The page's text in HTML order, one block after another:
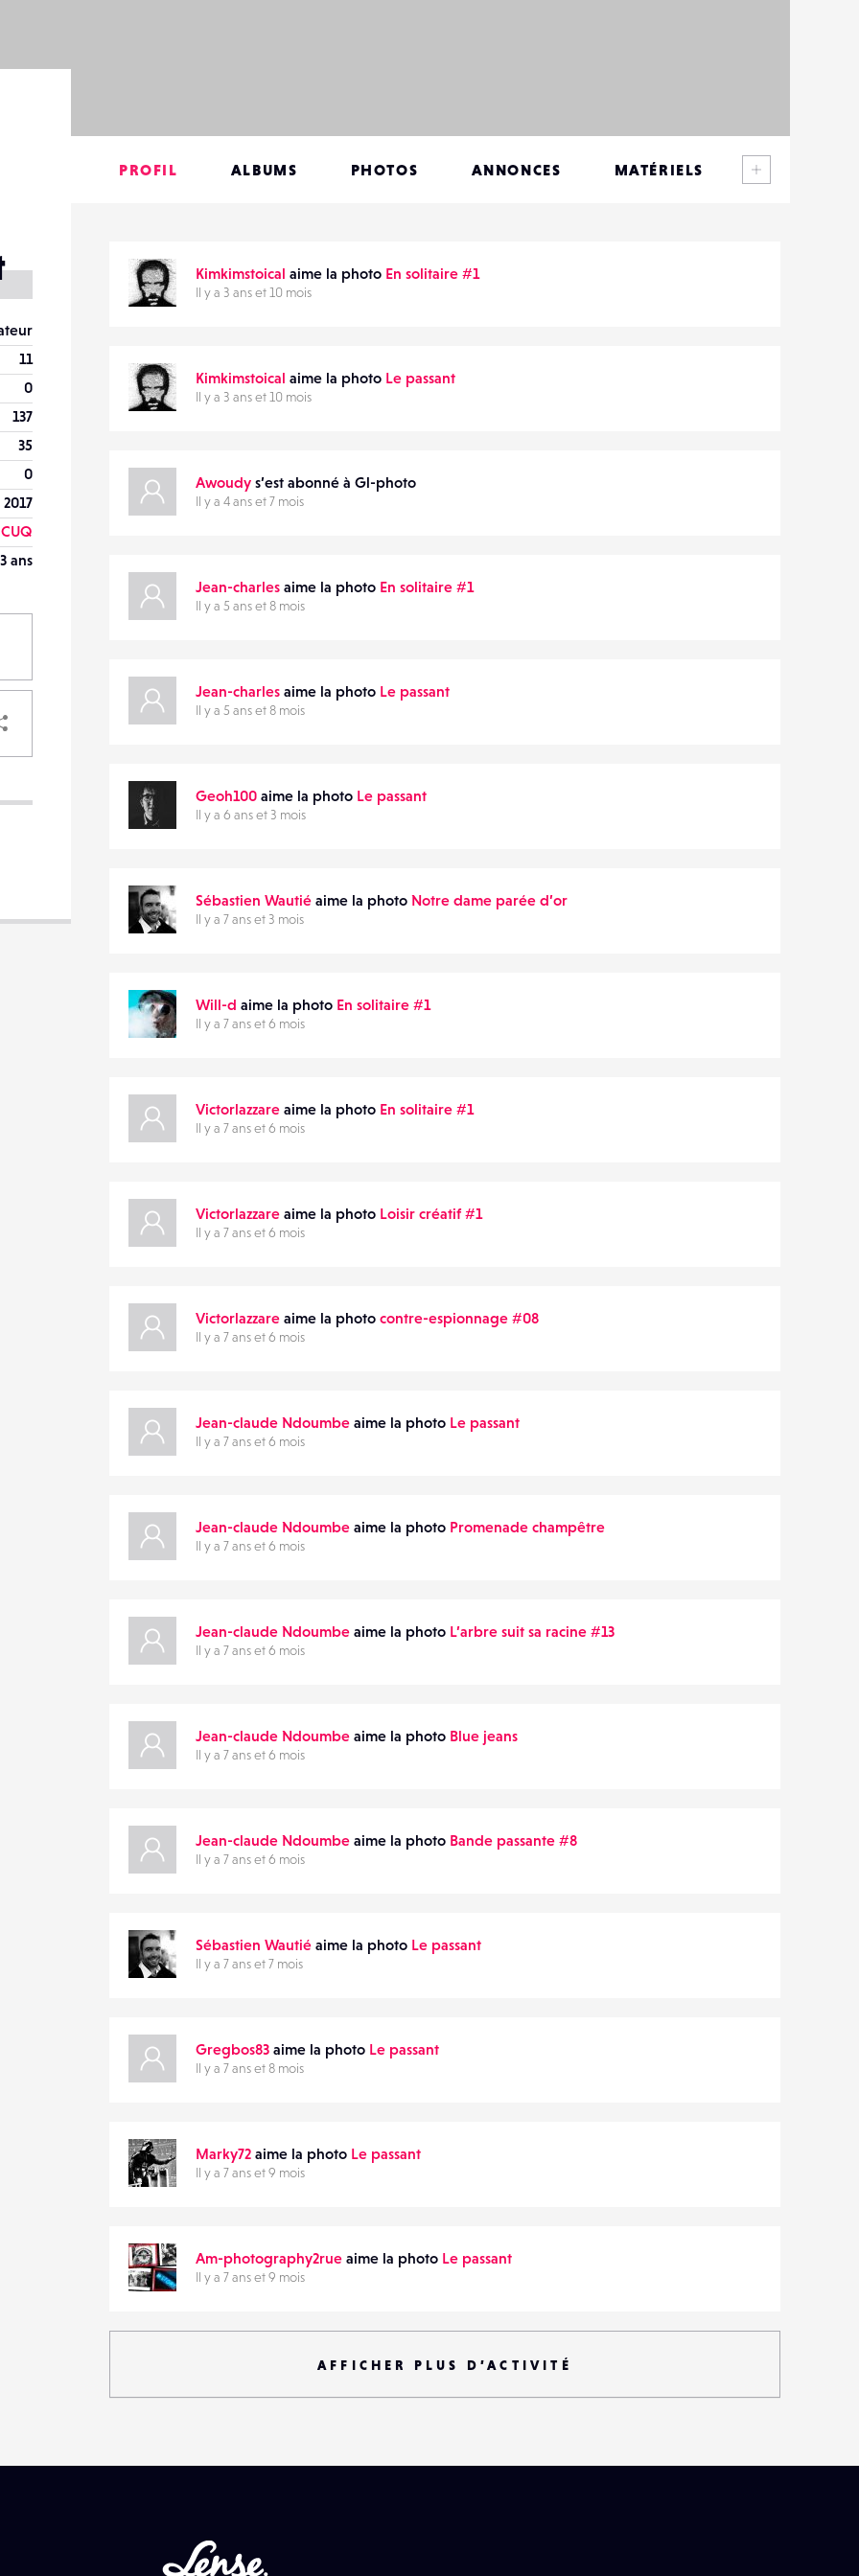
11
0
137
35
0
CUQ
ans
EMAIL
PROFIL ALBUMS PHOTOS ANNONCES MATÉRIELS
Kimkimstoical aime la photo En solitaire #1
Il y a 3 ans et 10 mois
Kimkimstoical aime la photo Le passant
Il y a 3 ans et 10 mois
Awoudy s’est abonné à Gl-photo
Il y a 4 ans et 7 mois
Jean-charles aime la photo En solitaire #1
Il y a 5 ans et 8 mois
Jean-charles aime la photo Le passant
Il y a 5 ans et 8 mois
Geoh100 aime la photo Le passant
Il y a 6 ans et 3 mois
Sébastien Wautié aime la photo Notre dame parée d’or
Il y a 7 ans et 3 mois
Will-d aime la photo En solitaire #1
Il y a 7 ans et 6 mois
Victorlazzare aime la photo En solitaire #1
Il y a 7 ans et 6 mois
Victorlazzare aime la photo Loisir créatif #1
Il y a 7 ans et 6 mois
Victorlazzare aime la photo contre-espionnage #08
Il y a 7 ans et 6 mois
Jean-claude Ndoumbe aime la photo Le passant
Il y a 7 ans et 6 mois
Jean-claude Ndoumbe aime la photo Promenade champêtre
Il y a 7 ans et 6 mois
Jean-claude Ndoumbe aime la photo L’arbre suit sa racine #13
Il y a 7 ans et 6 mois
Jean-claude Ndoumbe aime la photo Blue jeans
Il y a 7 ans et 6 mois
Jean-claude Ndoumbe aime la photo Bande passante #8
Il y a 7 ans et 6 mois
Sébastien Wautié aime la photo Le passant
Il y a 7 ans et 7 mois
Gregbos83 aime la photo Le passant
Il y a 7 ans et 8 mois
Marky72 aime la photo Le passant
Il y a 7 ans et 9 mois
Am-photography2rue aime la photo Le passant
Il y a 7 ans et 9 mois
AFFICHER PLUS D’ACTIVITÉ